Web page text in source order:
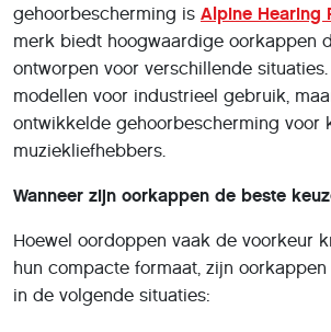
gehoorbescherming is Alpine Hearing
merk biedt hoogwaardige oorkappen
ontworpen voor verschillende
modellen voor industrieel gebruik,
ontwikkelde gehoorbescherming voor
muziekliefhebbers.
Wanneer zijn oorkappen de beste
Hoewel oordoppen vaak de voorkeur
hun compacte formaat, zijn
in de volgende situaties: